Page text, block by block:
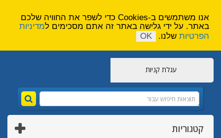
עגלת קניות
קטגוריות
אנו משתמשים ב-Cookies כדי לשפר את החוויה שלכם
באתר. על ידי גלישה באתר זה אתם מסכימים למדיניות
הפרטיות שלנו. OK